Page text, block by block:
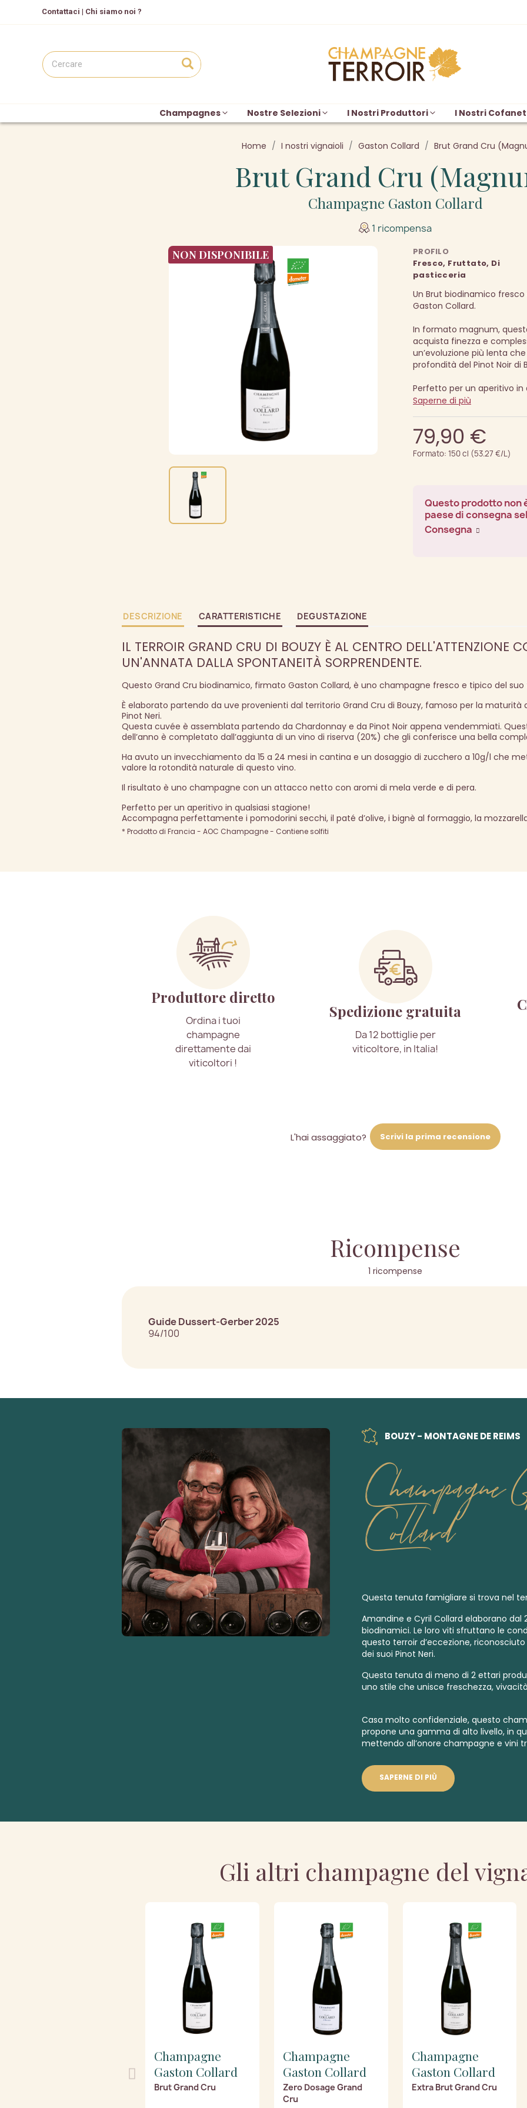
Contattaci | Chi siamo noi ?
Champagnes Nostre Selezioni I Nostri Produttori I Nostri
Home I nostri vignaioli Gaston Collard Brut Grand Cru
Brut Grand Cru
Champagne Gaston Collard
1 ricompensa
NON DISPONIBILE
PROFILO
Fresco, Fruttato, Di
pasticceria
Un Brut biodinamico
Gaston Collard.
In formato magnum,
acquista finezza e
un’evoluzione più lenta
profondità del Pinot Noir di
Perfetto per un aperitivo in
Saperne di più
79,90 €
Formato: 150 cl (53.27 €/L)
Questo prodotto non
paese di consegna
Consegna
DESCRIZIONE CARATTERISTICHE DEGUSTAZIONE
IL TERROIR GRAND CRU DI BOUZY È AL CENTRO DELL'ATTENZIONE
UN'ANNATA DALLA SPONTANEITÀ SORPRENDENTE.
Questo Grand Cru biodinamico, firmato Gaston Collard, è uno champagne fresco e tipico del suo
È elaborato partendo da uve provenienti dal territorio Grand Cru di Bouzy, famoso per la maturità
Pinot Neri.
Questa cuvée è assemblata partendo da Chardonnay e da Pinot Noir appena vendemmiati.
dell’anno è completato dall’aggiunta di un vino di riserva (20%) che gli conferisce una bella
Ha avuto un invecchiamento da 15 a 24 mesi in cantina e un dosaggio di zucchero a 10g/l che
valore la rotondità naturale di questo vino.
Il risultato è uno champagne con un attacco netto con aromi di mela verde e di pera.
Perfetto per un aperitivo in qualsiasi stagione!
Accompagna perfettamente i pomodorini secchi, il paté d’olive, i bignè al formaggio, la
* Prodotto di Francia - AOC Champagne - Contiene solfiti
Produttore diretto
Ordina i tuoi
champagne
direttamente dai
viticoltori !
Spedizione gratuita
Da 12 bottiglie per
viticoltore, in Italia!
L'hai assaggiato? Scrivi la prima recensione
Ricompense
1 ricompense
Guide Dussert-Gerber 2025
94/100
BOUZY - MONTAGNE DE REIMS
Champagne
Collard
Questa tenuta famigliare si trova nel
Amandine e Cyril Collard elaborano dal
biodinamici. Le loro viti sfruttano le
questo terroir d’eccezione,
dei suoi Pinot Neri.
Questa tenuta di meno di 2 ettari
uno stile che unisce freschezza,
Casa molto confidenziale, questo
propone una gamma di alto livello, in
mettendo all’onore champagne e vini
SAPERNE DI PIÙ
Gli altri champagne del
Champagne
Gaston Collard
Brut Grand Cru
Champagne
Gaston Collard
Zero Dosage Grand
Cru
Champagne
Gaston Collard
Extra Brut Grand Cru